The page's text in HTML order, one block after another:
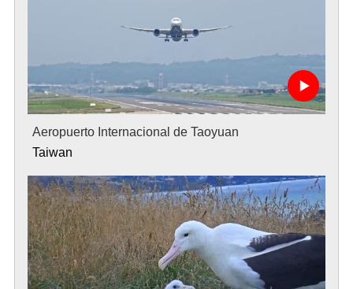
Aeropuerto Internacional de Taoyuan
Taiwan